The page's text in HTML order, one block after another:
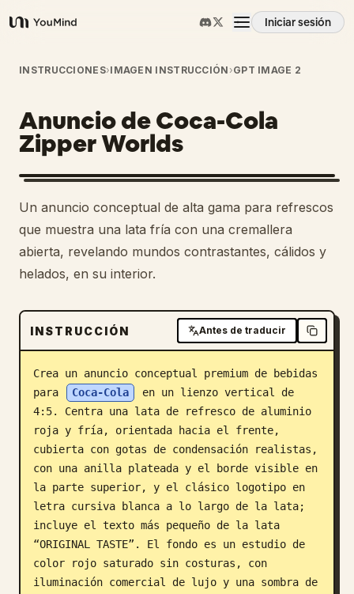
YouMind
Iniciar sesión
Resumen
Casos de uso
Habilidades
Prompts
Precios
Descargar
Blog
Actualizaciones
INSTRUCCIONES›IMAGEN INSTRUCCIÓN ›GPT IMAGE 2
Anuncio de Coca-Cola
Zipper Worlds
Un anuncio conceptual de alta gama para refrescos
que muestra una lata fría con una cremallera
abierta, revelando mundos contrastantes, cálidos y
helados, en su interior.
INSTRUCCIÓN Antes de traducir
Crea un anuncio conceptual premium de bebidas
para
Coca-Cola
en un lienzo vertical de
4:5. Centra una lata de refresco de aluminio
roja y fría, orientada hacia el frente,
cubierta con gotas de condensación realistas,
con una anilla plateada y el borde visible en
la parte superior, y el clásico logotipo en
letra cursiva blanca a lo largo de la lata;
incluye el texto más pequeño de la lata
“ORIGINAL TASTE”. El fondo es un estudio de
color rojo saturado sin costuras, con
iluminación comercial de lujo y una sombra de